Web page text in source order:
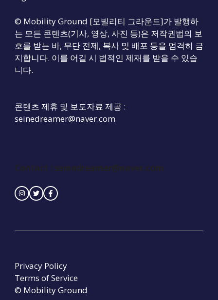
© Mobility Ground [모빌리티 그라운드]가 발행하
는 모든 콘텐츠(기사, 영상, 사진 등)은 저작권법의 보
호를 받는 바, 무단 전제, 복사 및 배포 등을 엄격히 금
지합니다. 이를 어길 시 법적인 제재를 받을 수 있습
니다.
콘텐츠 제휴 및 보도자료 제공 :
seinedreamer@naver.com
Contact : seinedreamer@naver.com
© Mobility Ground
Privacy Policy
Terms of Service